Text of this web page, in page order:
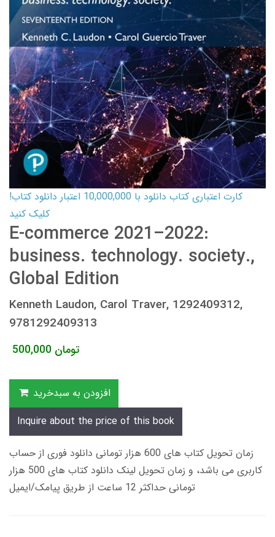
کارت اعتباری کتاب دانلود با 10,000,000 اعتبار دانلود کتاب!
کلیک کنید
E-commerce 2021–2022:
business. technology. society.,
Global Edition
Kenneth Laudon, Carol Traver, 1292409312,
9781292409313
500,000 تومان
افزودن به سبدخرید
Inquire about the price of this book
زمان تحویل کتاب های 600 هزار تومانی دانلود فوری از حساب
کاربری می باشد، و زمان تحویل لینک دانلود کتاب های 500 هزار
تومانی حداکثر 12 ساعت از طریق پیامک/ایمیل